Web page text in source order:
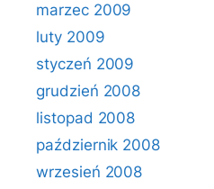
marzec 2009
luty 2009
styczeń 2009
grudzień 2008
listopad 2008
październik 2008
wrzesień 2008